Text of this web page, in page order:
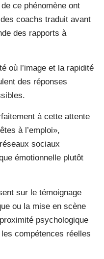
ce phénomène ont
coachs traduit avant
des rapports à
où l’image et la rapidité
des réponses
tement à cette attente
à l’emploi»,
sociaux
émotionnelle plutôt
sur le témoignage
ou la mise en scène
psychologique
compétences réelles